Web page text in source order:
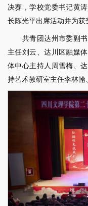
决赛，学校党委书记黄
长陈光平出席活动并为获
共青团达州市委副
主任刘云、达川区融媒
体中心主持人周雪梅、
持艺术教研室主任李林翰